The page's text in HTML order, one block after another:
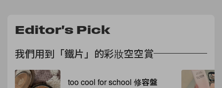
Editor's Pick
我們用到「鐵片」的彩妝空空賞
too cool for school 修容盤